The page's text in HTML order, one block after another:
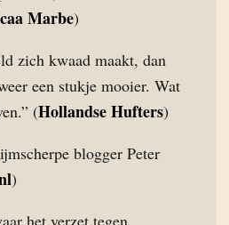
Marbe)
zich kwaad maakt, dan
een stukje mooier. Wat
(Hollandse Hufters)
blogger Peter
)
het verzet tegen